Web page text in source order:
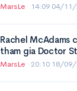
MarsLe · 14:09 04/
Rachel McAdams
tham gia Doctor
MarsLe · 20:10 18/